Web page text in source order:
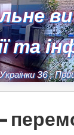
та
36,